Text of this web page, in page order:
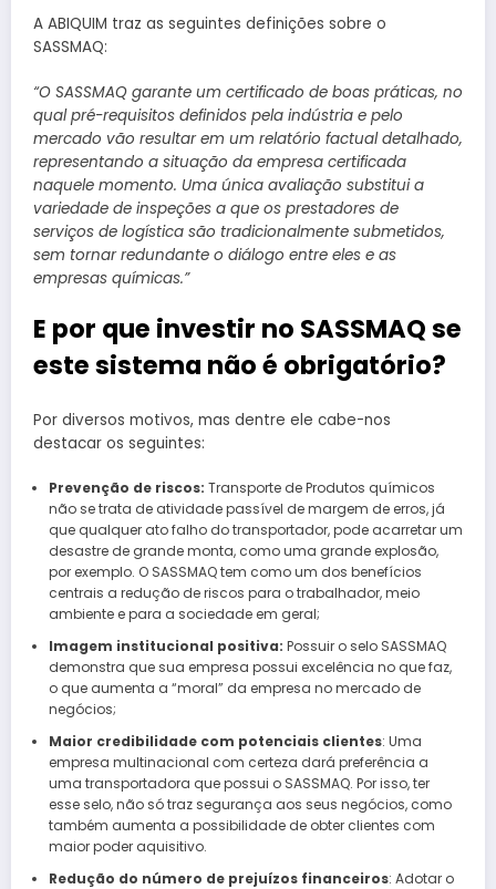
A ABIQUIM traz as seguintes definições sobre o
SASSMAQ:
“O SASSMAQ garante um certificado de boas práticas, no
qual pré-requisitos definidos pela indústria e pelo
mercado vão resultar em um relatório factual detalhado,
representando a situação da empresa certificada
naquele momento. Uma única avaliação substitui a
variedade de inspeções a que os prestadores de
serviços de logística são tradicionalmente submetidos,
sem tornar redundante o diálogo entre eles e as
empresas químicas.”
E por que investir no SASSMAQ se
este sistema não é obrigatório?
Por diversos motivos, mas dentre ele cabe-nos
destacar os seguintes:
Prevenção de riscos: Transporte de Produtos químicos
não se trata de atividade passível de margem de erros, já
que qualquer ato falho do transportador, pode acarretar um
desastre de grande monta, como uma grande explosão,
por exemplo. O SASSMAQ tem como um dos benefícios
centrais a redução de riscos para o trabalhador, meio
ambiente e para a sociedade em geral;
Imagem institucional positiva: Possuir o selo SASSMAQ
demonstra que sua empresa possui excelência no que faz,
o que aumenta a “moral” da empresa no mercado de
negócios;
Maior credibilidade com potenciais clientes: Uma
empresa multinacional com certeza dará preferência a
uma transportadora que possui o SASSMAQ. Por isso, ter
esse selo, não só traz segurança aos seus negócios, como
também aumenta a possibilidade de obter clientes com
maior poder aquisitivo.
Redução do número de prejuízos financeiros: Adotar o